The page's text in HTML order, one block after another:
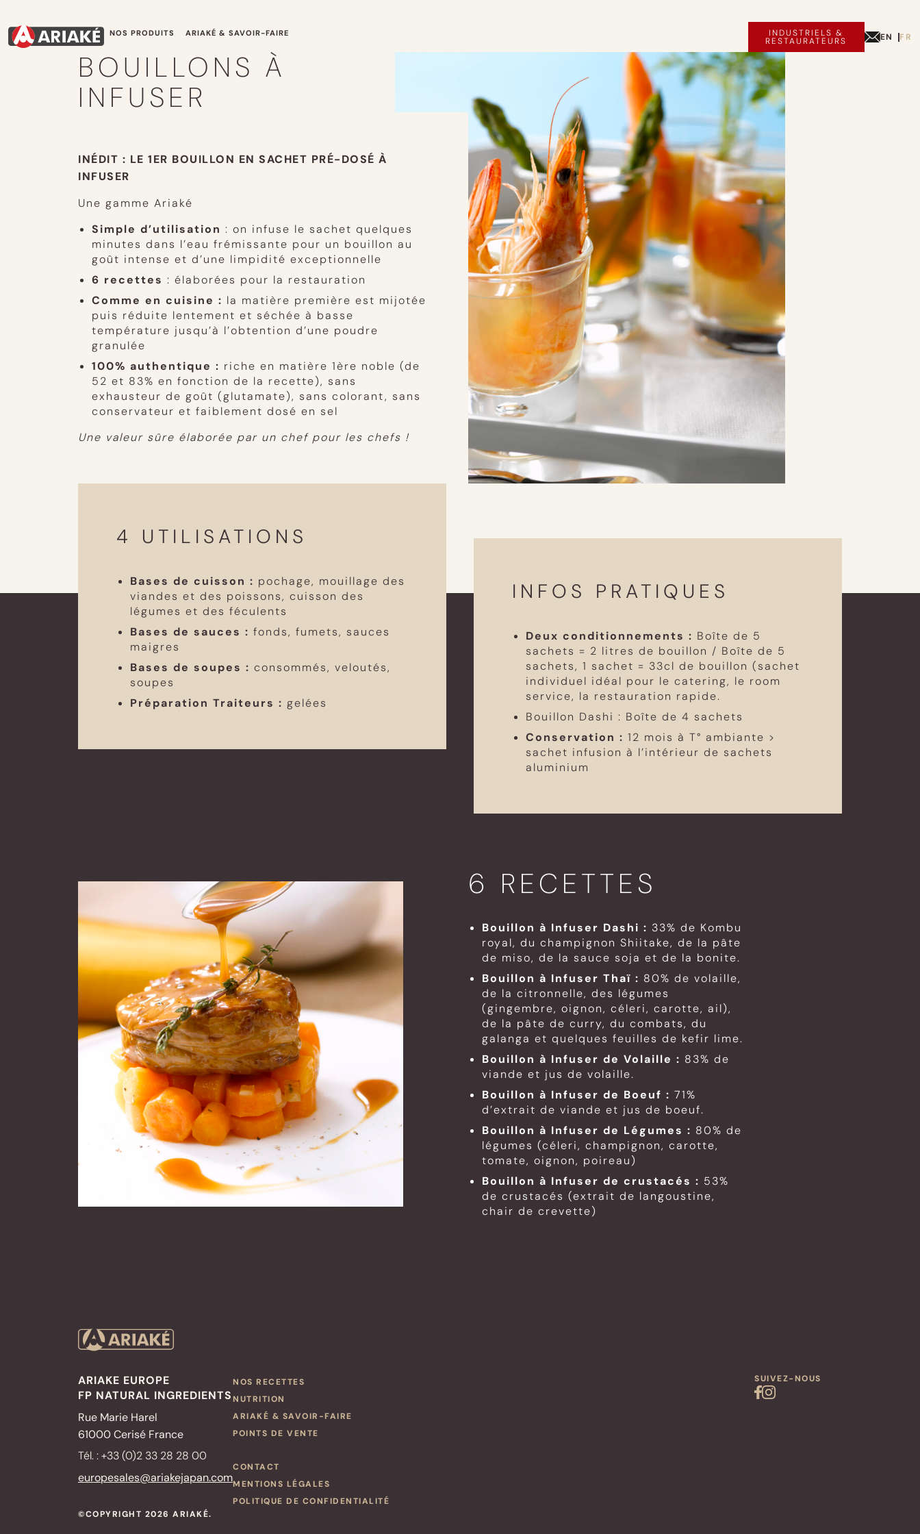
NOS PRODUITS ARIAKÉ & SAVOIR-FAIRE INDUSTRIELS &
RESTAURATEURS EN FR
BOUILLONS À
INFUSER
INÉDIT : LE 1ER BOUILLON EN SACHET PRÉ-DOSÉ À
INFUSER
Une gamme Ariaké
Simple d’utilisation : on infuse le sachet quelques
minutes dans l’eau frémissante pour un bouillon au
goût intense et d’une limpidité exceptionnelle
6 recettes : élaborées pour la restauration
Comme en cuisine : la matière première est mijotée
puis réduite lentement et séchée à basse
température jusqu’à l’obtention d’une poudre
granulée
100% authentique : riche en matière 1ère noble (de
52 et 83% en fonction de la recette), sans
exhausteur de goût (glutamate), sans colorant, sans
conservateur et faiblement dosé en sel
Une valeur sûre élaborée par un chef pour les chefs !
4 UTILISATIONS
Bases de cuisson : pochage, mouillage des
viandes et des poissons, cuisson des
légumes et des féculents
Bases de sauces : fonds, fumets, sauces
maigres
Bases de soupes : consommés, veloutés,
soupes
Préparation Traiteurs : gelées
INFOS PRATIQUES
Deux conditionnements : Boîte de 5
sachets = 2 litres de bouillon / Boîte de 5
sachets, 1 sachet = 33cl de bouillon (sachet
individuel idéal pour le catering, le room
service, la restauration rapide.
Bouillon Dashi : Boîte de 4 sachets
Conservation : 12 mois à T° ambiante >
sachet infusion à l’intérieur de sachets
aluminium
6 RECETTES
Bouillon à Infuser Dashi : 33% de Kombu
royal, du champignon Shiitake, de la pâte
de miso, de la sauce soja et de la bonite.
Bouillon à Infuser Thaï : 80% de volaille,
de la citronnelle, des légumes
(gingembre, oignon, céleri, carotte, ail),
de la pâte de curry, du combats, du
galanga et quelques feuilles de kefir lime.
Bouillon à Infuser de Volaille : 83% de
viande et jus de volaille.
Bouillon à Infuser de Boeuf : 71%
d’extrait de viande et jus de boeuf.
Bouillon à Infuser de Légumes : 80% de
légumes (céleri, champignon, carotte,
tomate, oignon, poireau)
Bouillon à Infuser de crustacés : 53%
de crustacés (extrait de langoustine,
chair de crevette)
ARIAKE EUROPE
FP NATURAL INGREDIENTS
Rue Marie Harel
61000 Cerisé France
Tél. : +33 (0)2 33 28 28 00
europesales@ariakejapan.com
©COPYRIGHT 2026 ARIAKÉ.
NOS RECETTES
NUTRITION
ARIAKÉ & SAVOIR-FAIRE
POINTS DE VENTE
CONTACT
MENTIONS LÉGALES
POLITIQUE DE CONFIDENTIALITÉ
SUIVEZ-NOUS